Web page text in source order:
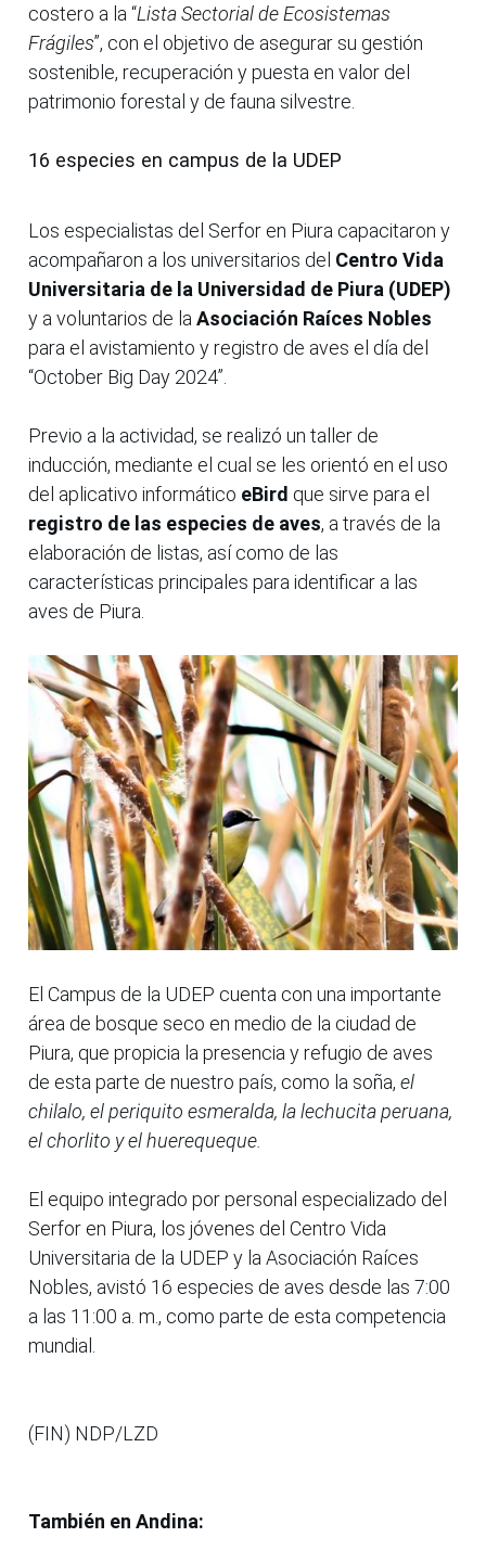
costero a la “Lista Sectorial de Ecosistemas
Frágiles”, con el objetivo de asegurar su gestión
sostenible, recuperación y puesta en valor del
patrimonio forestal y de fauna silvestre.
16 especies en campus de la UDEP
Los especialistas del Serfor en Piura capacitaron y
acompañaron a los universitarios del Centro Vida
Universitaria de la Universidad de Piura (UDEP)
y a voluntarios de la Asociación Raíces Nobles
para el avistamiento y registro de aves el día del
“October Big Day 2024”.
Previo a la actividad, se realizó un taller de
inducción, mediante el cual se les orientó en el uso
del aplicativo informático eBird que sirve para el
registro de las especies de aves, a través de la
elaboración de listas, así como de las
características principales para identificar a las
aves de Piura.
El Campus de la UDEP cuenta con una importante
área de bosque seco en medio de la ciudad de
Piura, que propicia la presencia y refugio de aves
de esta parte de nuestro país, como la soña, el
chilalo, el periquito esmeralda, la lechucita peruana,
el chorlito y el huerequeque.
El equipo integrado por personal especializado del
Serfor en Piura, los jóvenes del Centro Vida
Universitaria de la UDEP y la Asociación Raíces
Nobles, avistó 16 especies de aves desde las 7:00
a las 11:00 a. m., como parte de esta competencia
mundial.
(FIN) NDP/LZD
También en Andina: